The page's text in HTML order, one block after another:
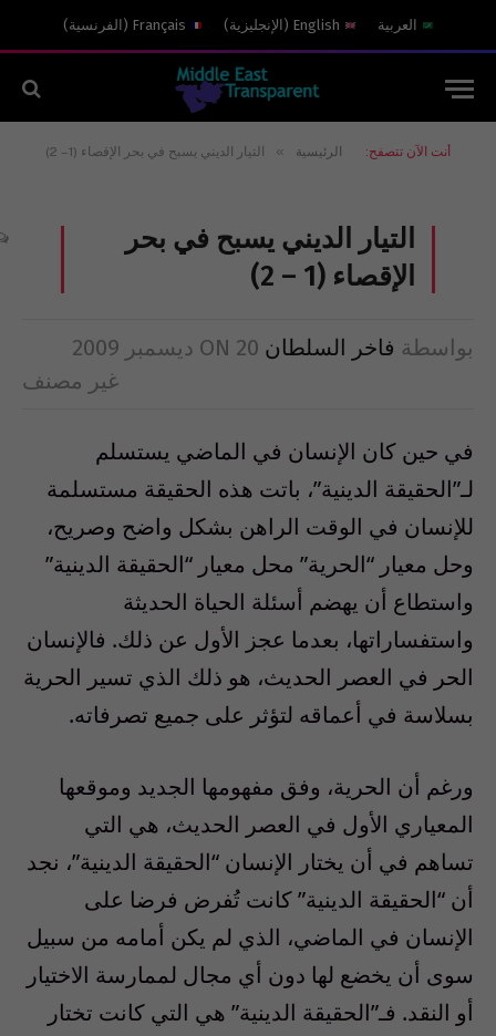
العربية English
( الإنجليزية)
Français
( الفرنسية)
أنت الآن تتصفح: الرئيسية » التيار الديني يسبح في بحر الإقصاء (1 – 2)
التيار الديني يسبح في بحر
الإقصاء (1 – 2)
بواسطة فاخر السلطان ON 20 ديسمبر 2009
غير مصنف
في حين كان الإنسان في الماضي يستسلم
لـ”الحقيقة الدينية”، باتت هذه الحقيقة مستسلمة
للإنسان في الوقت الراهن بشكل واضح وصريح،
وحل معيار “الحرية” محل معيار “الحقيقة الدينية”
واستطاع أن يهضم أسئلة الحياة الحديثة
واستفساراتها، بعدما عجز الأول عن ذلك. فالإنسان
الحر في العصر الحديث، هو ذلك الذي تسير الحرية
بسلاسة في أعماقه لتؤثر على جميع تصرفاته.
ورغم أن الحرية، وفق مفهومها الجديد وموقعها
المعياري الأول في العصر الحديث، هي التي
تساهم في أن يختار الإنسان “الحقيقة الدينية”، نجد
أن “الحقيقة الدينية” كانت تُفرض فرضا على
الإنسان في الماضي، الذي لم يكن أمامه من سبيل
سوى أن يخضع لها دون أي مجال لممارسة الاختيار
أو النقد. فـ”الحقيقة الدينية” هي التي كانت تختار